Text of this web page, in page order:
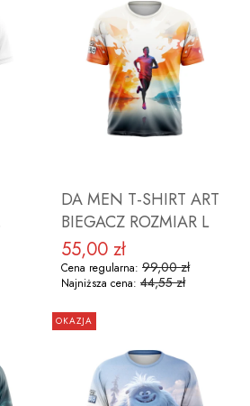
DO KOSZYKA
DA MEN T-SHIRT ART
BIEGACZ ROZMIAR L
Cena promocyjna
55,00 zł
Cena regularna: 99,00 zł
Najniższa cena: 44,55 zł
OKAZJA